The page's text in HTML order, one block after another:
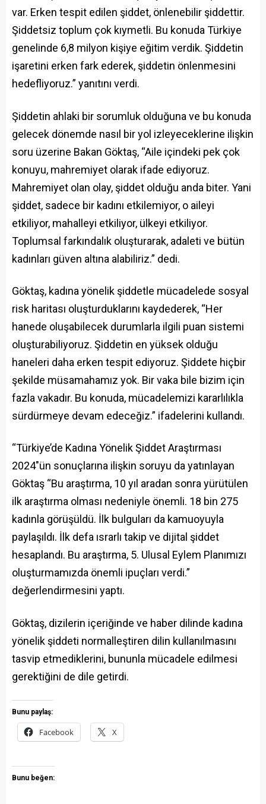
var. Erken tespit edilen şiddet, önlenebilir şiddettir.
Şiddetsiz toplum çok kıymetli. Bu konuda Türkiye
genelinde 6,8 milyon kişiye eğitim verdik. Şiddetin
işaretini erken fark ederek, şiddetin önlenmesini
hedefliyoruz.” yanıtını verdi.
Şiddetin ahlaki bir sorumluk olduğuna ve bu konuda
gelecek dönemde nasıl bir yol izleyeceklerine ilişkin
soru üzerine Bakan Göktaş, “Aile içindeki pek çok
konuyu, mahremiyet olarak ifade ediyoruz.
Mahremiyet olan olay, şiddet olduğu anda biter. Yani
şiddet, sadece bir kadını etkilemiyor, o aileyi
etkiliyor, mahalleyi etkiliyor, ülkeyi etkiliyor.
Toplumsal farkındalık oluşturarak, adaleti ve bütün
kadınları güven altına alabiliriz.” dedi.
Göktaş, kadına yönelik şiddetle mücadelede sosyal
risk haritası oluşturduklarını kaydederek, “Her
hanede oluşabilecek durumlarla ilgili puan sistemi
oluşturabiliyoruz. Şiddetin en yüksek olduğu
haneleri daha erken tespit ediyoruz. Şiddete hiçbir
şekilde müsamahamız yok. Bir vaka bile bizim için
fazla vakadır. Bu konuda, mücadelemizi kararlılıkla
sürdürmeye devam edeceğiz.” ifadelerini kullandı.
“Türkiye’de Kadına Yönelik Şiddet Araştırması
2024″ün sonuçlarına ilişkin soruyu da yatınlayan
Göktaş “Bu araştırma, 10 yıl aradan sonra yürütülen
ilk araştırma olması nedeniyle önemli. 18 bin 275
kadınla görüşüldü. İlk bulguları da kamuoyuyla
paylaşıldı. İlk defa ısrarlı takip ve dijital şiddet
hesaplandı. Bu araştırma, 5. Ulusal Eylem Planımızı
oluşturmamızda önemli ipuçları verdi.”
değerlendirmesini yaptı.
Göktaş, dizilerin içeriğinde ve haber dilinde kadına
yönelik şiddeti normalleştiren dilin kullanılmasını
tasvip etmediklerini, bununla mücadele edilmesi
gerektiğini de dile getirdi.
Bunu paylaş:
Facebook X
Bunu beğen: